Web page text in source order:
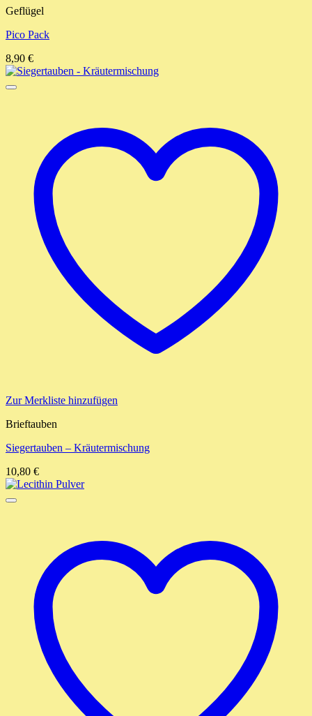
Geflügel
Pico Pack
8,90 €
Zur Merkliste hinzufügen
Brieftauben
Siegertauben – Kräutermischung
10,80 €